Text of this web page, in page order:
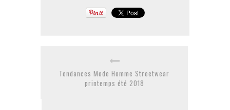
Tendances Mode Homme Streetwear
printemps été 2018